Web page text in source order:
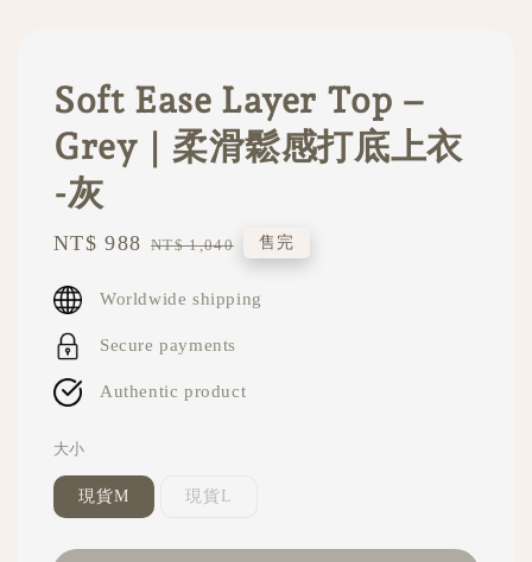
Soft Ease Layer Top –
Grey｜柔滑鬆感打底上衣
-灰
Sale
NT$ 988 Regular
NT$ 1,040 售完
Worldwide shipping
Secure payments
Authentic product
大小
現貨M 現貨L